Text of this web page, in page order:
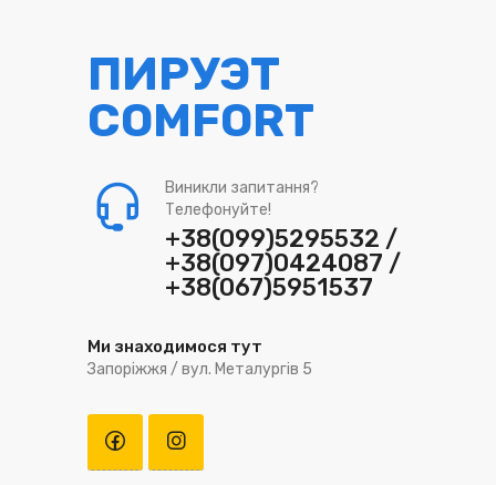
ПИРУЭТ
COMFORT
Виникли запитання?
Телефонуйте!
+38(099)5295532 /
+38(097)0424087 /
+38(067)5951537
Ми знаходимося тут
Запоріжжя / вул. Металургів 5